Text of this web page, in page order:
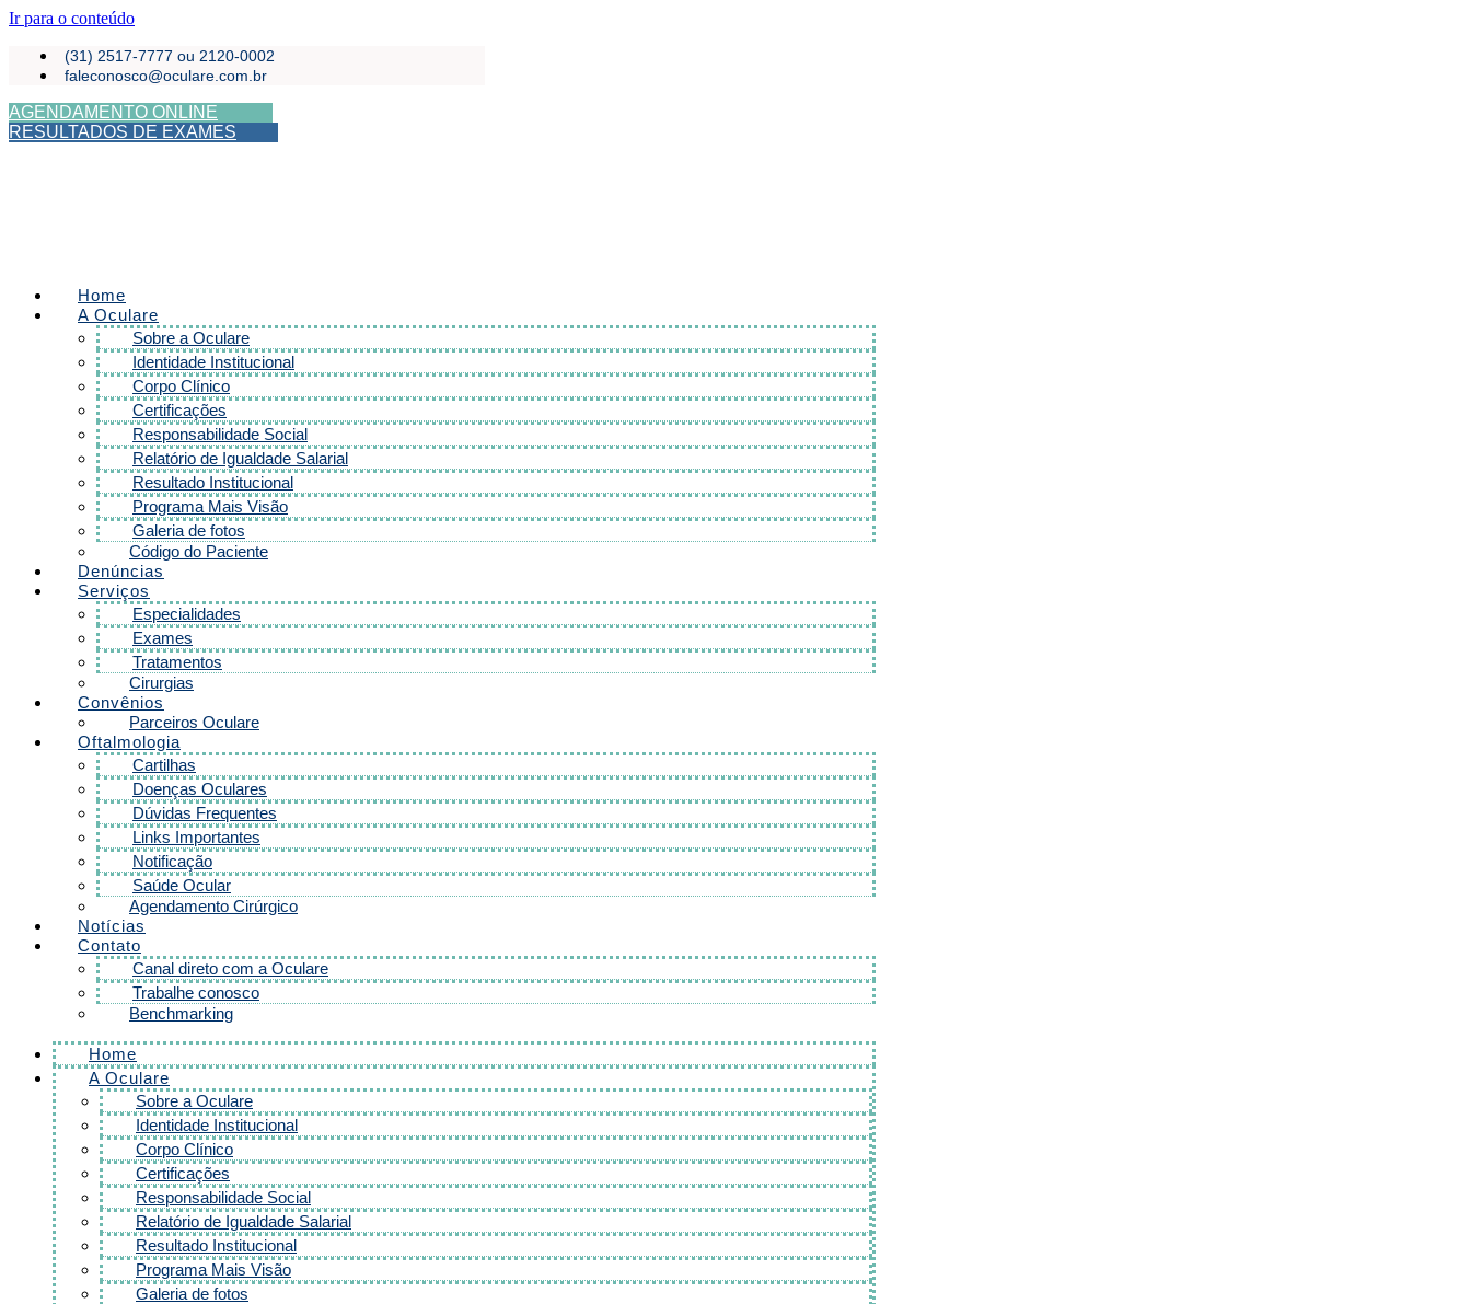
Ir para o conteúdo
(31) 2517-7777 ou 2120-0002
faleconosco@oculare.com.br
AGENDAMENTO ONLINE
RESULTADOS DE EXAMES
Home
A Oculare
Sobre a Oculare
Identidade Institucional
Corpo Clínico
Certificações
Responsabilidade Social
Relatório de Igualdade Salarial
Resultado Institucional
Programa Mais Visão
Galeria de fotos
Código do Paciente
Denúncias
Serviços
Especialidades
Exames
Tratamentos
Cirurgias
Convênios
Parceiros Oculare
Oftalmologia
Cartilhas
Doenças Oculares
Dúvidas Frequentes
Links Importantes
Notificação
Saúde Ocular
Agendamento Cirúrgico
Notícias
Contato
Canal direto com a Oculare
Trabalhe conosco
Benchmarking
Home
A Oculare
Sobre a Oculare
Identidade Institucional
Corpo Clínico
Certificações
Responsabilidade Social
Relatório de Igualdade Salarial
Resultado Institucional
Programa Mais Visão
Galeria de fotos